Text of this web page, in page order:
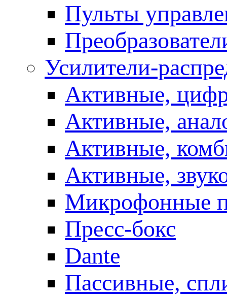
Пульты
Усилители-
Активные,
Активные,
Активные,
Активные,
Микрофонные
Пресс-бокс
Dante
Пассивные,